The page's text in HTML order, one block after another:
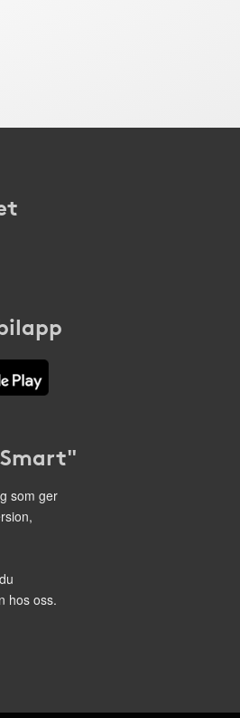
som ger
hos oss.